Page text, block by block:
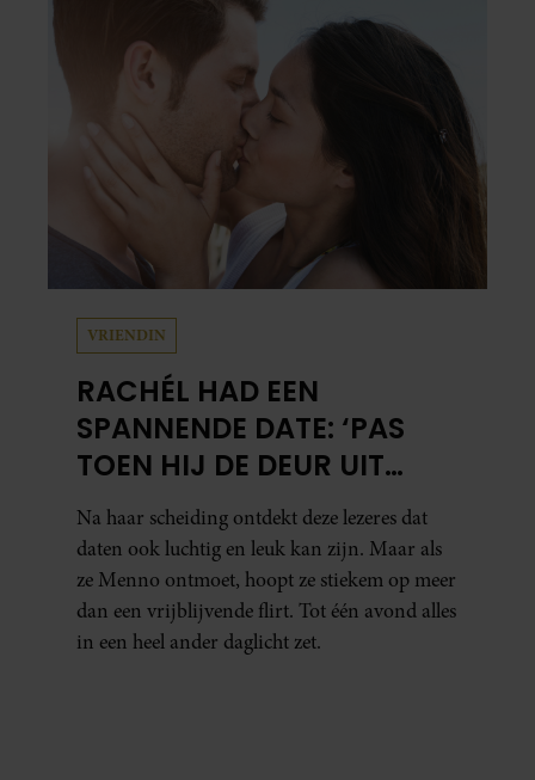
een voorstelling die niet alleen raakt, maar
het publiek ook aan het denken zet.
VRIENDIN
RACHÉL HAD EEN
SPANNENDE DATE: ‘PAS
TOEN HIJ DE DEUR UIT
WAS, BESEFTE IK WAT ER
ECHT WAS GEBEURD’
Na haar scheiding ontdekt deze lezeres dat
daten ook luchtig en leuk kan zijn. Maar als
ze Menno ontmoet, hoopt ze stiekem op meer
dan een vrijblijvende flirt. Tot één avond alles
in een heel ander daglicht zet.